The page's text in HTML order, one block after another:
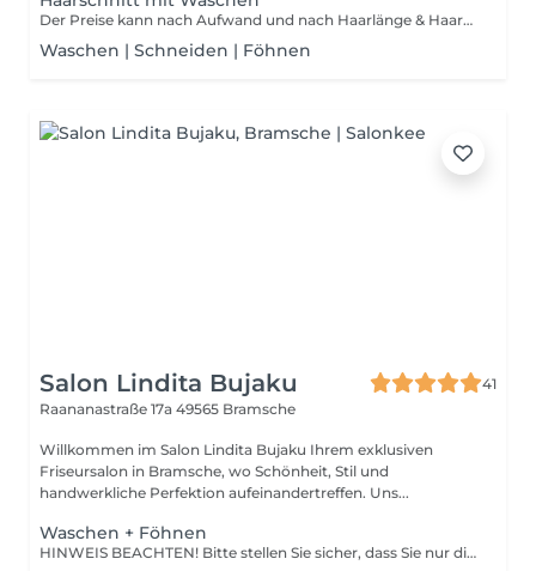
Der Preise kann nach Aufwand und nach Haarlänge & Haarstruktur abweichen. Aufschlag für Mehraufwand möglich
Waschen | Schneiden | Föhnen
Salon Lindita Bujaku
41
Raananastraße 17a 49565 Bramsche
Willkommen im Salon Lindita Bujaku Ihrem exklusiven
Friseursalon in Bramsche, wo Schönheit, Stil und
handwerkliche Perfektion aufeinandertreffen. Uns...
Waschen + Föhnen
HINWEIS BEACHTEN! Bitte stellen Sie sicher, dass Sie nur die Dienstleistung buchen, die Sie tatsächlich in Anspruch nehmen möchten. Änderungen vor Ort sind nicht möglich. Gebuchte Dienstleistungen werden wie reserviert abgerechnet. Viele Dank für Ihr Verständnis! Ihr Salon Lindita Bujaku